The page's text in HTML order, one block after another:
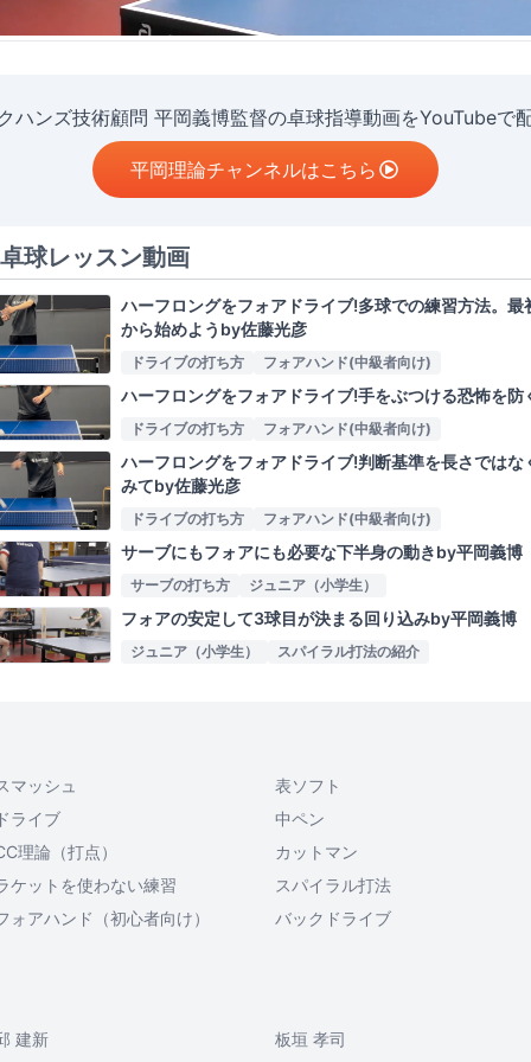
ハンズ技術顧問 平岡義博監督の卓球指導動画をYouTubeで
平岡理論チャンネルはこちら
球レッスン動画
ハーフロングをフォアドライブ!多球での練習方法。最
から始めようby佐藤光彦
ドライブの打ち方 フォアハンド(中級者向け)
ハーフロングをフォアドライブ!手をぶつける恐怖を
ドライブの打ち方 フォアハンド(中級者向け)
ハーフロングをフォアドライブ!判断基準を長さではな
みてby佐藤光彦
ドライブの打ち方 フォアハンド(中級者向け)
サーブにもフォアにも必要な下半身の動きby平岡義博
サーブの打ち方 ジュニア（小学生）
フォアの安定して3球目が決まる回り込みby平岡義博
ジュニア（小学生） スパイラル打法の紹介
マッシュ
表ソフト
ライブ
中ペン
理論（打点）
カットマン
ケットを使わない練習
スパイラル打法
ォアハンド（初心者向け）
バックドライブ
建新 板垣 孝司